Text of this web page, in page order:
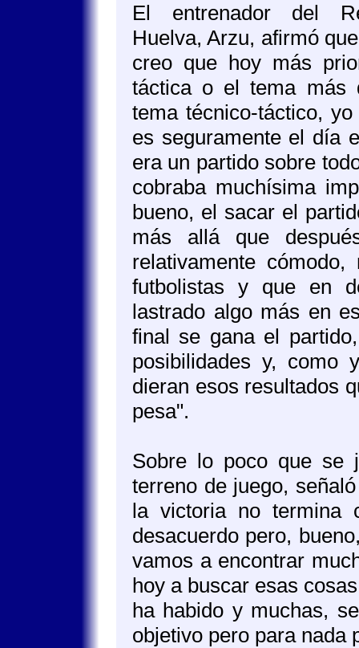
El entrenador del
Huelva, Arzu, afirmó
creo que hoy más
táctica o el tema más
tema técnico-táctico,
es seguramente el día
era un partido sobre
cobraba muchísima
bueno, el sacar el
más allá que
relativamente
futbolistas y que en
lastrado algo más en
final se gana el
posibilidades y, como
dieran esos resultados
pesa".
Sobre lo poco que se
terreno de juego,
la victoria no termina
desacuerdo pero,
vamos a encontrar
hoy a buscar esas
ha habido y muchas,
objetivo pero para nada